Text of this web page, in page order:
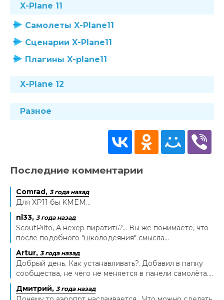
X-Plane 11
Самолеты X-Plane11
Сценарии X-Plane11
Плагины X-plane11
X-Plane 12
Разное
Последние комментарии
Comrad, 3 года назад
Для XP11 бы KMEM...
nl33, 3 года назад
ScoutPilto, А нехер пиратить?... Вы же понимаете, что
после подобного "школодеяния" смысла...
Artur, 3 года назад
Добрый день. Как устанавливать?. Добавил в папку
сообщества, не чего не меняется в панели самолёта....
Дмитрий, 3 года назад